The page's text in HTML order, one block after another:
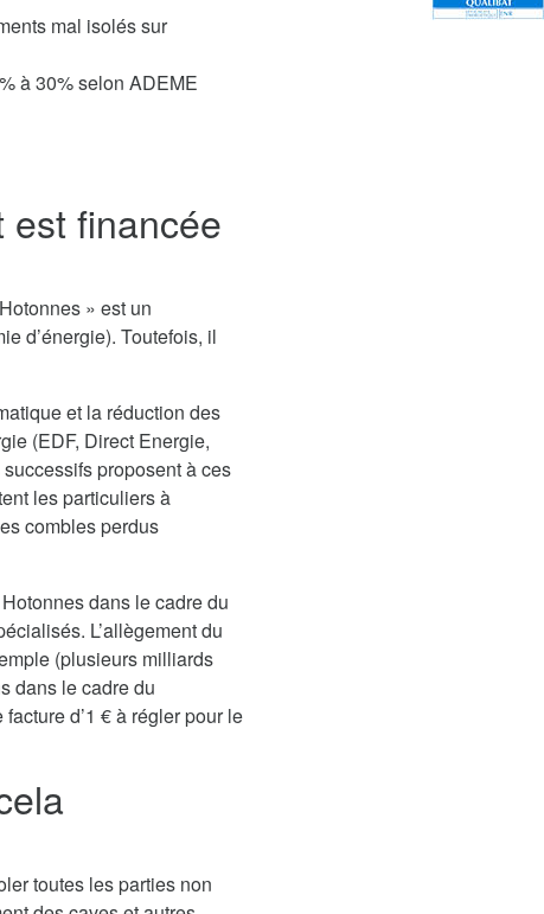
mal isolés sur
à 30% selon ADEME
est financée
» est un
d’énergie). Toutefois, il
et la réduction des
(EDF, Direct Energie,
proposent à ces
les particuliers à
combles perdus
dans le cadre du
L’allègement du
(plusieurs milliards
dans le cadre du
d’1 € à régler pour le
toutes les parties non